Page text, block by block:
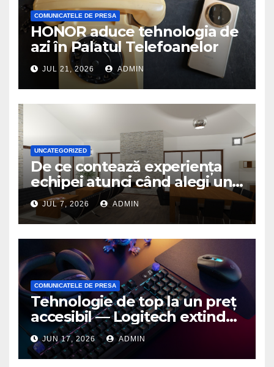
COMUNICATELE DE PRESA
HONOR aduce tehnologia de
azi în Palatul Telefoanelor
JUL 21, 2026 ADMIN
UNCATEGORIZED
De ce contează experiența
echipei atunci când alegi un
birou de arhitectură
JUL 7, 2026 ADMIN
COMUNICATELE DE PRESA
Tehnologie de top la un preț
accesibil — Logitech extinde
seria G3 cu un nou mouse și
o nouă tastatură pentru
gaming pe PC
JUN 17, 2026 ADMIN